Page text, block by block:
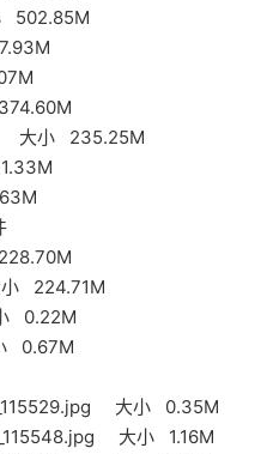
502.85M
大小 235.25M
224.71M
0.22M
0.67M
大小 0.35M
大小 1.16M